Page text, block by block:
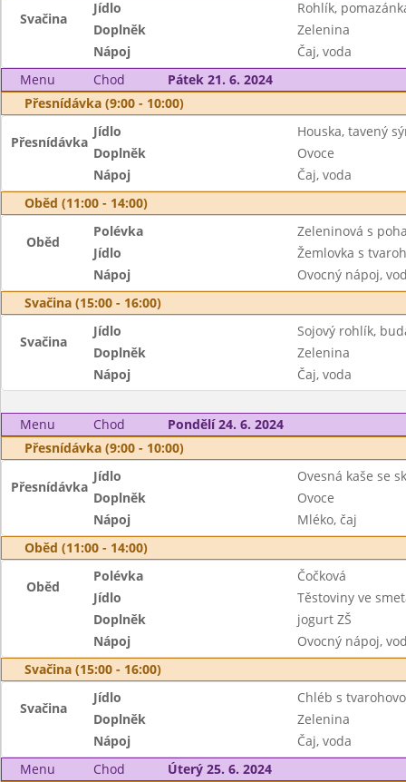
Svačina
Jídlo
Rohlík,
Doplněk
Zelenina
Nápoj
Čaj, voda
Menu
Chod
Pátek 21. 6. 2024
Přesnídávka (9:00 - 10:00)
Přesnídávka
Jídlo
Houska, tavený
Doplněk
Ovoce
Nápoj
Čaj, voda
Oběd (11:00 - 14:00)
Oběd
Polévka
Zeleninová s
Jídlo
Žemlovka s
Nápoj
Ovocný nápoj,
Svačina (15:00 - 16:00)
Svačina
Jídlo
Sojový rohlík,
Doplněk
Zelenina
Nápoj
Čaj, voda
Menu Chod
Pondělí 24. 6. 2024
Přesnídávka (9:00 - 10:00)
Přesnídávka
Jídlo
Ovesná kaše se
Doplněk
Ovoce
Nápoj
Mléko, čaj
Oběd (11:00 - 14:00)
Oběd
Polévka
Čočková
Jídlo
Těstoviny ve
Doplněk
jogurt ZŠ
Nápoj
Ovocný nápoj,
Svačina (15:00 - 16:00)
Svačina
Jídlo
Chléb s
Doplněk
Zelenina
Nápoj
Čaj, voda
Menu
Chod
Úterý 25. 6. 2024